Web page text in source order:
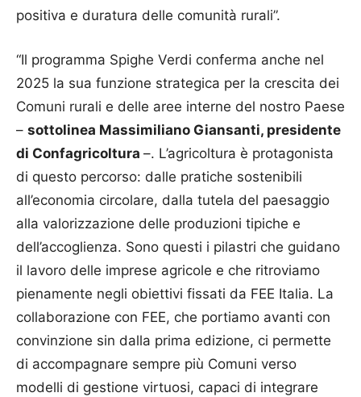
positiva e duratura delle comunità rurali”.
“Il programma Spighe Verdi conferma anche nel
2025 la sua funzione strategica per la crescita dei
Comuni rurali e delle aree interne del nostro Paese
– sottolinea Massimiliano Giansanti, presidente
di Confagricoltura –. L’agricoltura è protagonista
di questo percorso: dalle pratiche sostenibili
all’economia circolare, dalla tutela del paesaggio
alla valorizzazione delle produzioni tipiche e
dell’accoglienza. Sono questi i pilastri che guidano
il lavoro delle imprese agricole e che ritroviamo
pienamente negli obiettivi fissati da FEE Italia. La
collaborazione con FEE, che portiamo avanti con
convinzione sin dalla prima edizione, ci permette
di accompagnare sempre più Comuni verso
modelli di gestione virtuosi, capaci di integrare